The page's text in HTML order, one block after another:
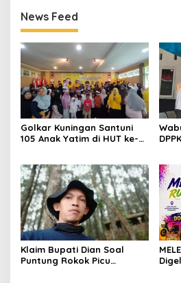
News Feed
Golkar Kuningan Santuni
105 Anak Yatim di HUT ke-
Berjaya
Klaim Bupati Dian Soal
Puntung Rokok Picu